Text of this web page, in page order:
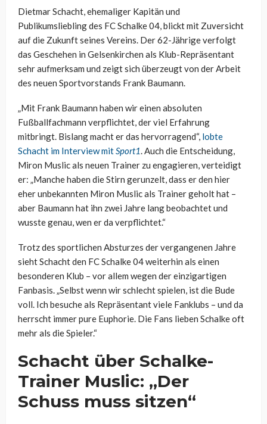
Dietmar Schacht, ehemaliger Kapitän und
Publikumsliebling des FC Schalke 04, blickt mit Zuversicht
auf die Zukunft seines Vereins. Der 62-Jährige verfolgt
das Geschehen in Gelsenkirchen als Klub-Repräsentant
sehr aufmerksam und zeigt sich überzeugt von der Arbeit
des neuen Sportvorstands Frank Baumann.
„Mit Frank Baumann haben wir einen absoluten
Fußballfachmann verpflichtet, der viel Erfahrung
mitbringt. Bislang macht er das hervorragend“, lobte
Schacht im Interview mitSport1. Auch die Entscheidung,
Miron Muslic als neuen Trainer zu engagieren, verteidigt
er: „Manche haben die Stirn gerunzelt, dass er den hier
eher unbekannten Miron Muslic als Trainer geholt hat –
aber Baumann hat ihn zwei Jahre lang beobachtet und
wusste genau, wen er da verpflichtet.“
Trotz des sportlichen Absturzes der vergangenen Jahre
sieht Schacht den FC Schalke 04 weiterhin als einen
besonderen Klub – vor allem wegen der einzigartigen
Fanbasis. „Selbst wenn wir schlecht spielen, ist die Bude
voll. Ich besuche als Repräsentant viele Fanklubs – und da
herrscht immer pure Euphorie. Die Fans lieben Schalke oft
mehr als die Spieler.“
Schacht über Schalke-
Trainer Muslic: „Der
Schuss muss sitzen“